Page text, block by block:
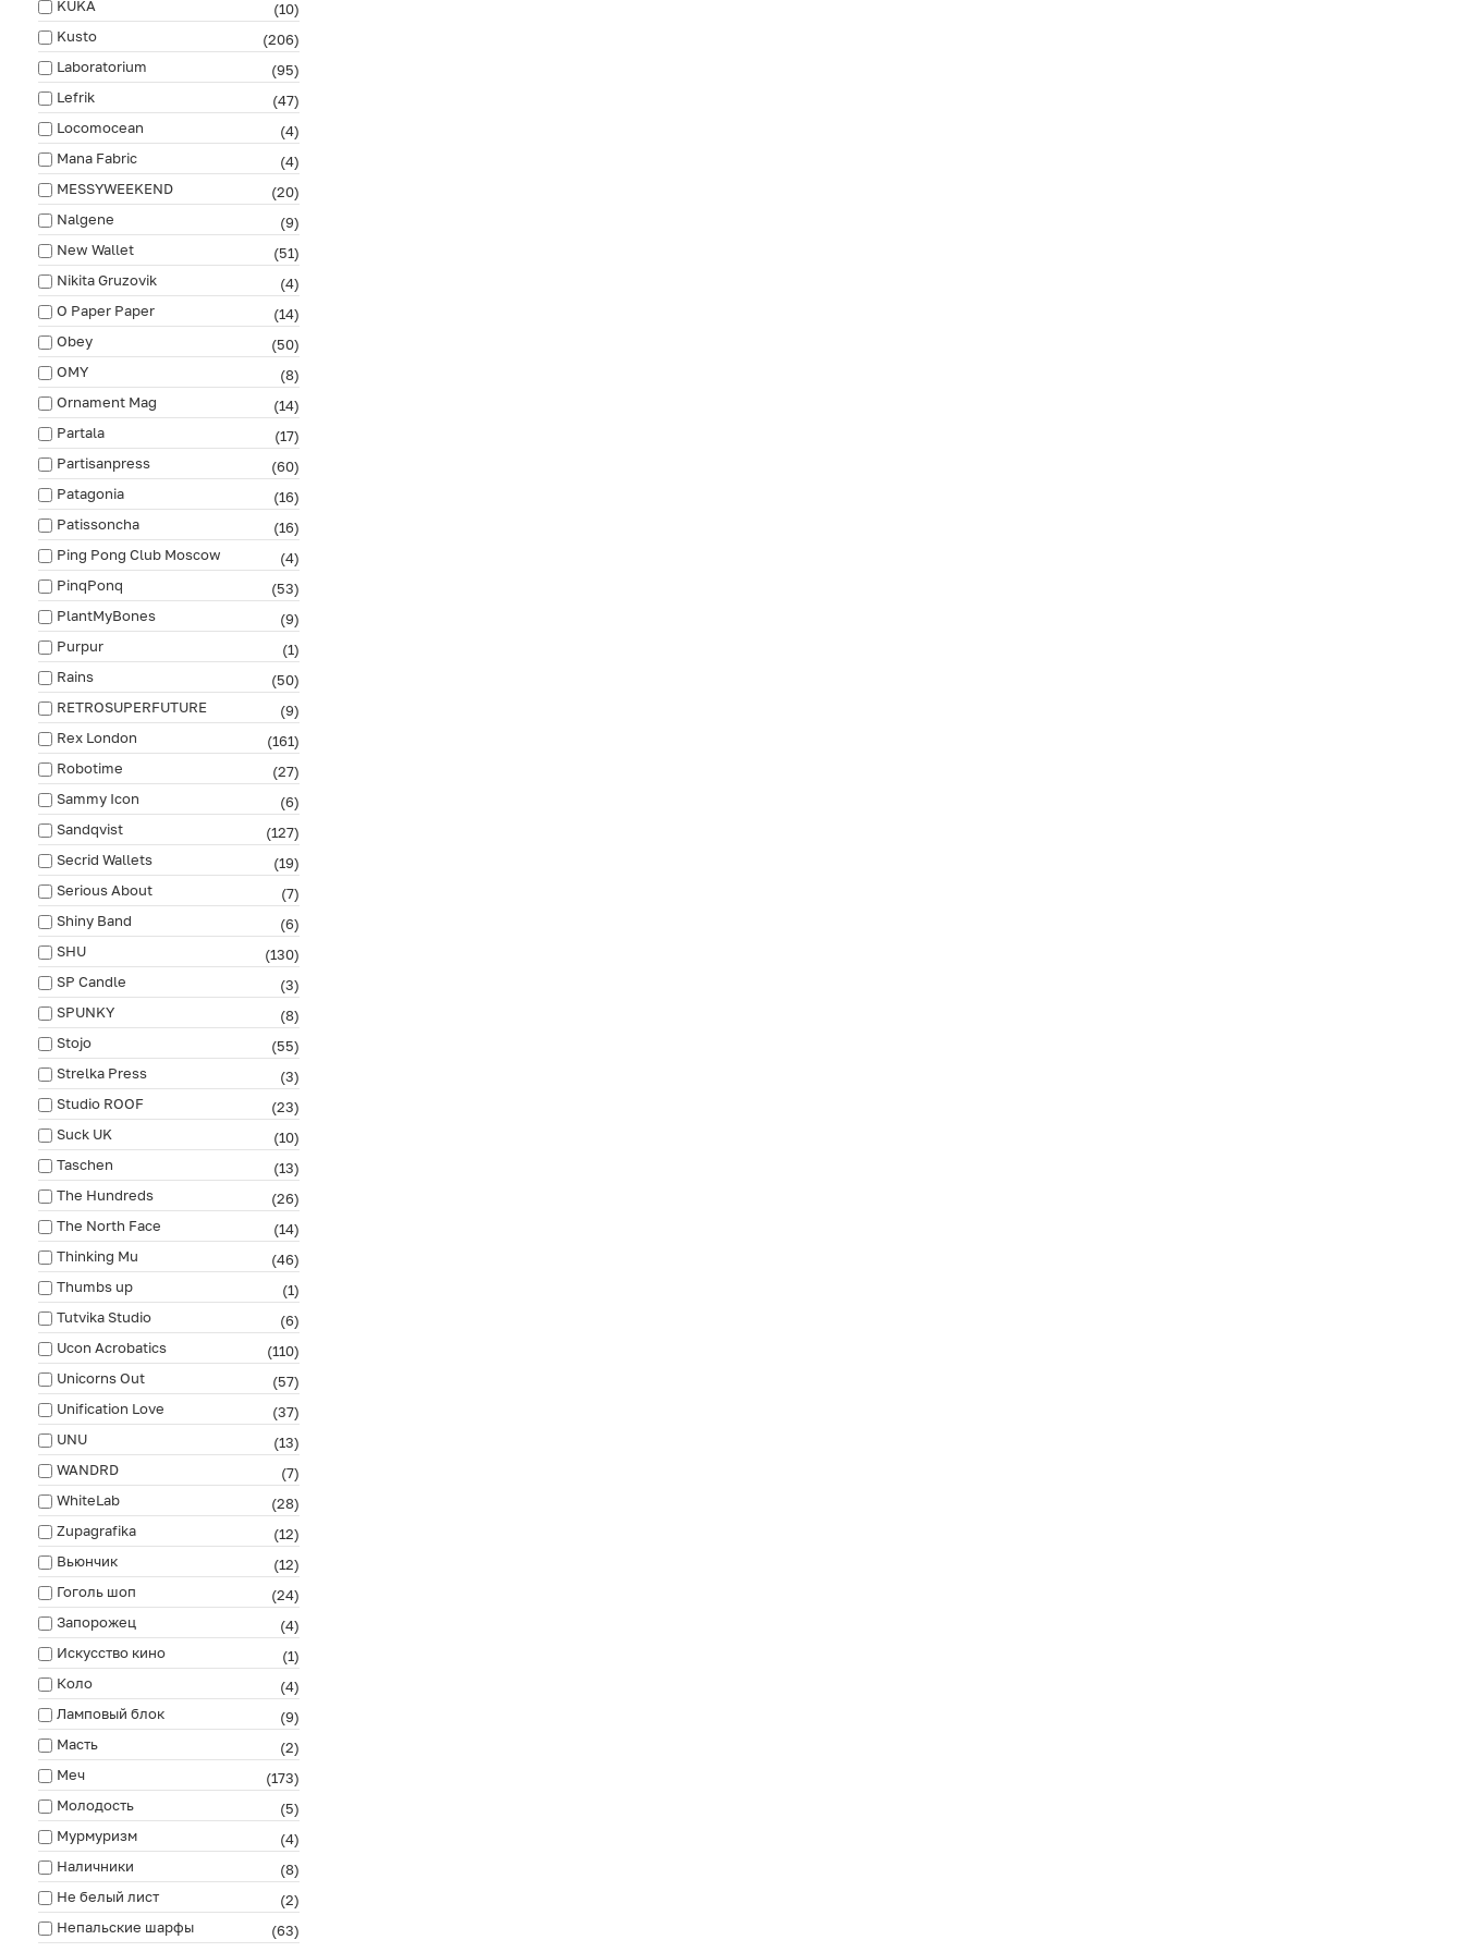
KUKA
(10)
Kusto
(206)
Laboratorium
(95)
Lefrik
(47)
Locomocean
(4)
Mana Fabric
(4)
MESSYWEEKEND
(20)
Nalgene
(9)
New Wallet
(51)
Nikita Gruzovik
(4)
O Paper Paper
(14)
Obey
(50)
OMY
(8)
Ornament Mag
(14)
Partala
(17)
Partisanpress
(60)
Patagonia
(16)
Patissoncha
(16)
Ping Pong Club Moscow
(4)
PinqPonq
(53)
PlantMyBones
(9)
Purpur
(1)
Rains
(50)
RETROSUPERFUTURE
(9)
Rex London
(161)
Robotime
(27)
Sammy Icon
(6)
Sandqvist
(127)
Secrid Wallets
(19)
Serious About
(7)
Shiny Band
(6)
SHU
(130)
SP Candle
(3)
SPUNKY
(8)
Stojo
(55)
Strelka Press
(3)
Studio ROOF
(23)
Suck UK
(10)
Taschen
(13)
The Hundreds
(26)
The North Face
(14)
Thinking Mu
(46)
Thumbs up
(1)
Tutvika Studio
(6)
Ucon Acrobatics
(110)
Unicorns Out
(57)
Unification Love
(37)
UNU
(13)
WANDRD
(7)
WhiteLab
(28)
Zupagrafika
(12)
Вьюнчик
(12)
Гоголь шоп
(24)
Запорожец
(4)
Искусство кино
(1)
Коло
(4)
Ламповый блок
(9)
Масть
(2)
Меч
(173)
Молодость
(5)
Мурмуризм
(4)
Наличники
(8)
Не белый лист
(2)
Непальские шарфы
(63)